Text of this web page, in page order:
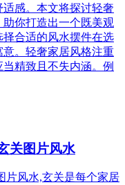
感。本文将探讨轻奢
你打造出一个既美观
合适的风水摆件在选
。轻奢家居风格注重
精致且不失内涵。例
关图片风水
片风水,玄关是每个家居